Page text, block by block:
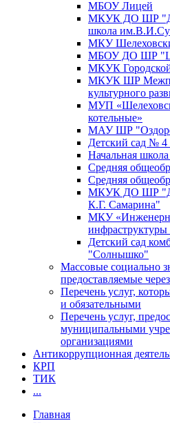
МБОУ Лицей
МКУК ДО ШР
школа
МКУ
МБОУ ДО ШР
МКУК
МКУК ШР
культурного
МУП
котельные»
МАУ ШР
Детский сад №
Начальная
Средняя
Средняя
МКУК ДО ШР
К.Г. Самарина"
МКУ
инфраструктуры
Детский сад
"Солнышко"
Массовые социально
предоставляемые
Перечень услуг,
и обязательными
Перечень услуг,
муниципальными
организациями
Антикоррупционная
КРП
ТИК
...
Главная